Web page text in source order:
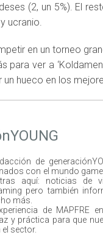
(2, un 5%). El
ucranio.
en un torneo
ver a
hueco en los
de
con el mundo
aquí: noticias de
pero también
más.
de
y práctica para que
sector.